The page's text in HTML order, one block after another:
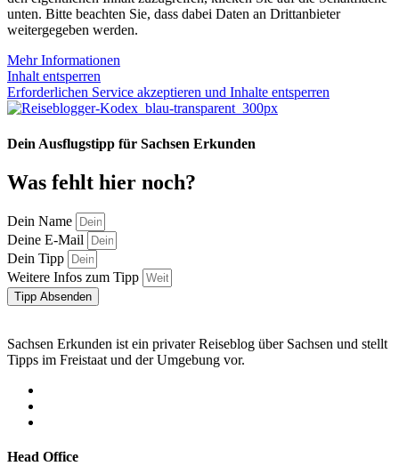
unten. Bitte beachten Sie, dass dabei Daten an Drittanbieter
weitergegeben werden.
Mehr Informationen
Inhalt entsperren
Erforderlichen Service akzeptieren und Inhalte entsperren
Dein Ausflugstipp für Sachsen Erkunden
Was fehlt hier noch?
Dein Name
Deine E-Mail
Dein Tipp
Weitere Infos zum Tipp
Tipp Absenden
Sachsen Erkunden ist ein privater Reiseblog über Sachsen und stellt
Tipps im Freistaat und der Umgebung vor.
Head Office